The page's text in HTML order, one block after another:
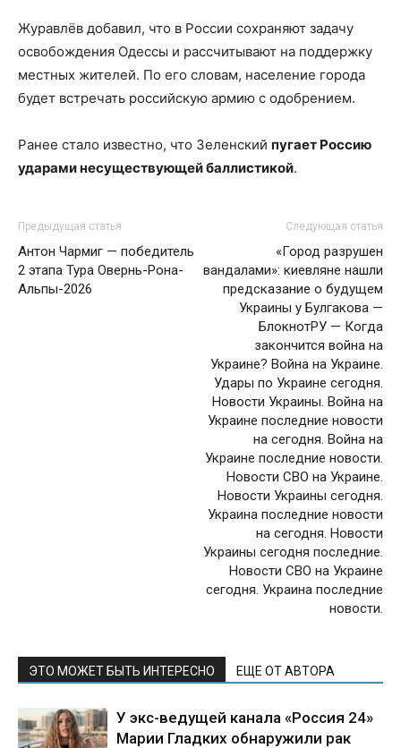
Журавлёв добавил, что в России сохраняют задачу
освобождения Одессы и рассчитывают на поддержку
местных жителей. По его словам, население города
будет встречать российскую армию с одобрением.
Ранее стало известно, что Зеленский пугает Россию
ударами несуществующей баллистикой.
Предыдущая статья
Антон Чармиг — победитель
2 этапа Тура Овернь-Рона-
Альпы-2026
Следующая статья
«Город разрушен
вандалами»: киевляне нашли
предсказание о будущем
Украины у Булгакова —
БлокнотРУ — Когда
закончится война на
Украине? Война на Украине.
Удары по Украине сегодня.
Новости Украины. Война на
Украине последние новости
на сегодня. Война на
Украине последние новости.
Новости СВО на Украине.
Новости Украины сегодня.
Украина последние новости
на сегодня. Новости
Украины сегодня последние.
Новости СВО на Украине
сегодня. Украина последние
новости.
ЭТО МОЖЕТ БЫТЬ ИНТЕРЕСНО ЕЩЕ ОТ АВТОРА
У экс-ведущей канала «Россия 24»
Марии Гладких обнаружили рак